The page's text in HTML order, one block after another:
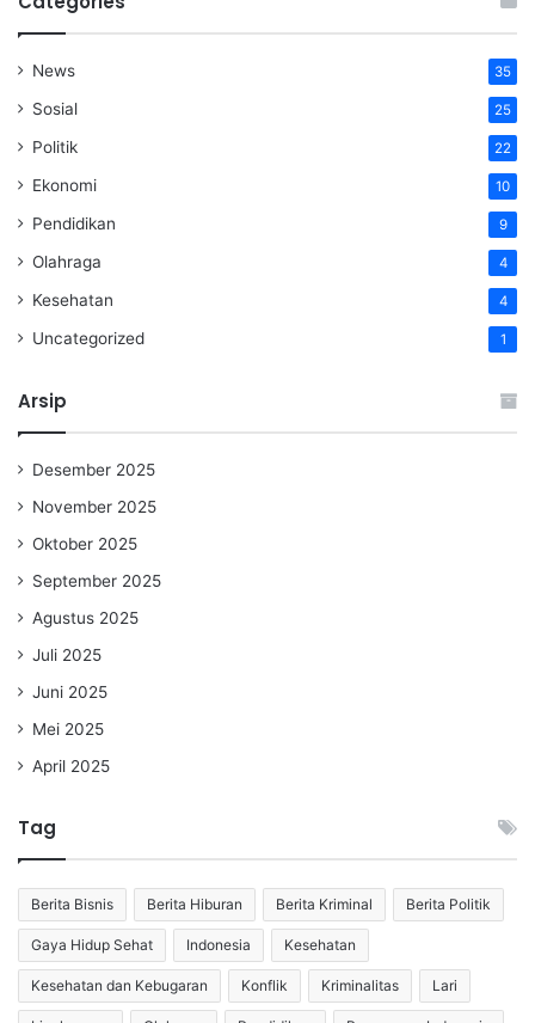
News 35
Sosial 25
Politik 22
Ekonomi 10
Pendidikan 9
Olahraga 4
Kesehatan 4
Uncategorized 1
Arsip
Desember 2025
November 2025
Oktober 2025
September 2025
Agustus 2025
Juli 2025
Juni 2025
Mei 2025
April 2025
Tag
Berita Bisnis Berita Hiburan Berita Kriminal Berita Politik
Gaya Hidup Sehat Indonesia Kesehatan
Kesehatan dan Kebugaran Konflik Kriminalitas Lari